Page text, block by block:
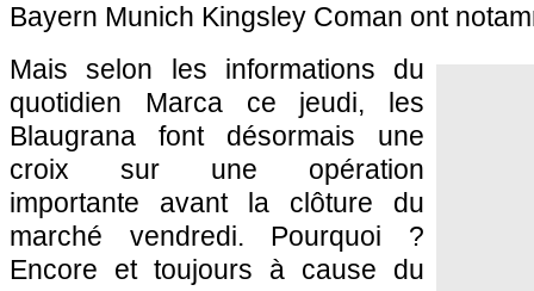
Bayern Munich Kingsley Coman ont
Mais selon les informations du
quotidien Marca ce jeudi, les
Blaugrana font désormais une
croix sur une opération
importante avant la clôture du
marché vendredi. Pourquoi ?
Encore et toujours à cause du